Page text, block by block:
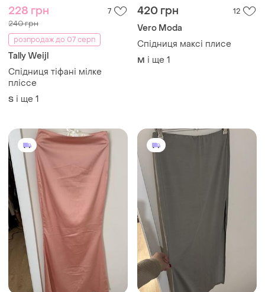
228 грн 7
240 грн
розпродаж до 07 серп
Tally Weijl
Спідниця тіфані мілке
пліссе
S і ще 1
420 грн 12
Vero Moda
Спідниця максі плисе
M і ще 1